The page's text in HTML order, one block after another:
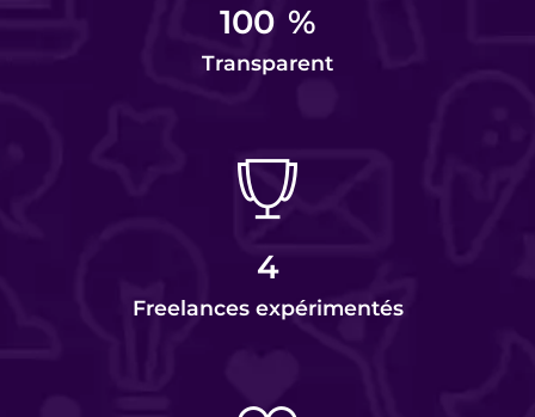
100 %
Transparent
4
Freelances expérimentés